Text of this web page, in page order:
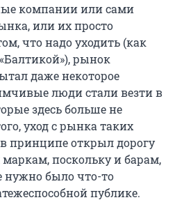
компании или сами
или их просто
что надо уходить (как
рынок
даже некоторое
люди стали везти в
здесь больше не
уход с рынка таких
принципе открыл дорогу
поскольку и барам,
нужно было что-то
публике.